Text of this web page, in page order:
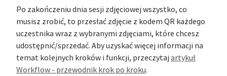
Po zakończeniu dnia sesji zdjęciowej wszystko, co
musisz zrobić, to przesłać zdjęcie z kodem QR każdego
uczestnika wraz z wybranymi zdjęciami, które chcesz
udostępnić/sprzedać. Aby uzyskać więcej informacji na
temat kolejnych kroków i funkcji, przeczytaj artykuł
Workflow - przewodnik krok po kroku.